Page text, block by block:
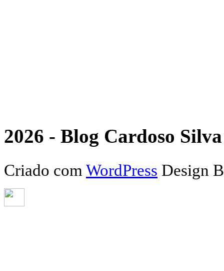
2026 - Blog Cardoso
Criado com WordPress Design